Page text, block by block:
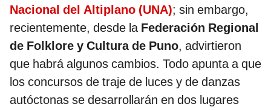
Nacional del Altiplano (UNA); sin embargo,
recientemente, desde la Federación Regional
de Folklore y Cultura de Puno, advirtieron
que habrá algunos cambios. Todo apunta a que
los concursos de traje de luces y de danzas
autóctonas se desarrollarán en dos lugares